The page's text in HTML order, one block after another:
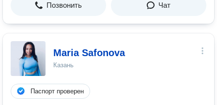
Позвонить Чат
Maria Safonova
Казань
Паспорт проверен